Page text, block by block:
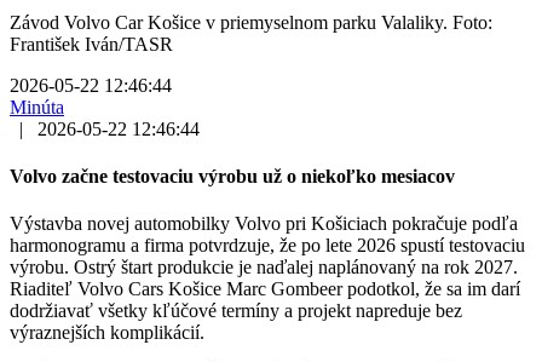
Závod Volvo Car Košice v priemyselnom parku Valaliky. Foto:
František Iván/TASR
2026-05-22 12:46:44
Minúta
|
2026-05-22 12:46:44
Volvo začne testovaciu výrobu už o niekoľko mesiacov
Výstavba novej automobilky Volvo pri Košiciach pokračuje podľa
harmonogramu a firma potvrdzuje, že po lete 2026 spustí testovaciu
výrobu. Ostrý štart produkcie je naďalej naplánovaný na rok 2027.
Riaditeľ Volvo Cars Košice Marc Gombeer podotkol, že sa im darí
dodržiavať všetky kľúčové termíny a projekt napreduje bez
výraznejších komplikácií.